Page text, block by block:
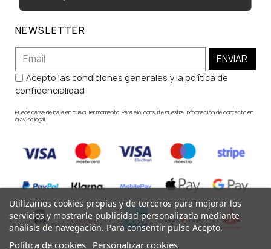
NEWSLETTER
ENVIAR
Acepto las condiciones generales y la política de
confidencialidad
Puede darse de baja en cualquier momento. Para ello, consulte nuestra información de contacto en
el aviso legal.
Utilizamos cookies propias y de terceros para mejorar los
servicios y mostrarle publicidad personalizada mediante
análisis de navegación. Para consentir pulse Acepto.
Política de cookies Personalizar cookies